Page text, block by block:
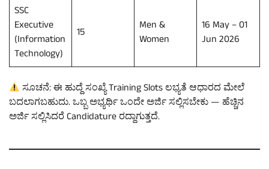
SSC
Executive
(Information
Technology)
15
Men &
Women
16 May – 01
Jun 2026
ಸೂಚನೆ: ಈ ಹುದ್ದೆ ಸಂಖ್ಯೆ Training Slots ಲಭ್ಯತೆ ಆಧಾರದ ಮೇಲೆ
ಬದಲಾಗಬಹುದು. ಒಬ್ಬ ಅಭ್ಯರ್ಥಿ ಒಂದೇ ಅರ್ಜಿ ಸಲ್ಲಿಸಬೇಕು — ಹೆಚ್ಚಿನ
ಅರ್ಜಿ ಸಲ್ಲಿಸಿದರೆ Candidature ರದ್ದಾಗುತ್ತದೆ.